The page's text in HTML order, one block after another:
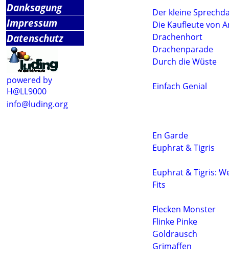
Danksagung
Impressum
Datenschutz
powered by
H@LL9000
info@luding.org
Der kleine
Die Kaufleute von
Drachenhort
Drachenparade
Durch die Wüste
Einfach Genial
En Garde
Euphrat & Tigris
Euphrat & Tigris:
Fits
Flecken Monster
Flinke Pinke
Goldrausch
Grimaffen